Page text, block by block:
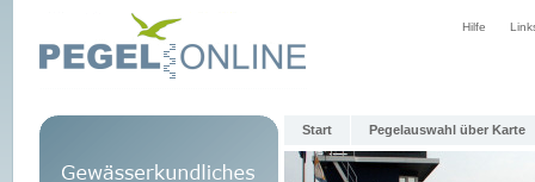
Hilfe
Start Pegelauswahl über Karte